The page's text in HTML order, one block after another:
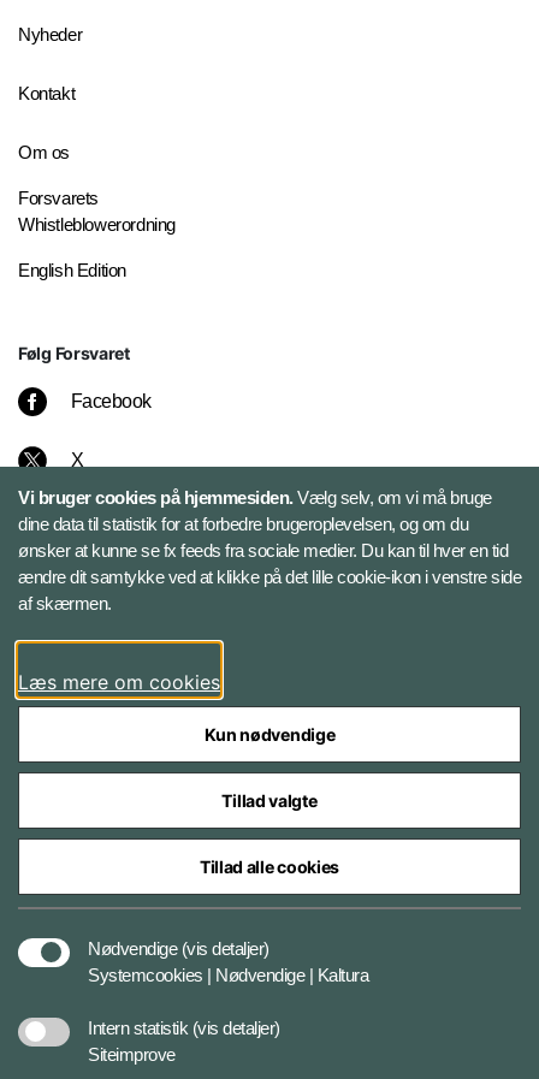
Nyheder
Kontakt
Om os
Forsvarets
Whistleblowerordning
English Edition
Følg Forsvaret
Facebook
X
Instagram
Bluesky
LinkedIn
Styrelser og myndigheder under Forsvarsministeriet
Vi bruger cookies på hjemmesiden.Vælg selv, om vi må bruge
dine data til statistik for at forbedre brugeroplevelsen, og om du
ønsker at kunne se fx feeds fra sociale medier. Du kan til hver en tid
ændre dit samtykke ved at klikke på det lille cookie-ikon i venstre side
af skærmen.
Læs mere om cookies
Kun nødvendige
Tillad valgte
Tillad alle cookies
Nødvendige (vis detaljer)
Systemcookies | Nødvendige | Kaltura
Intern statistik (vis detaljer)
Siteimprove